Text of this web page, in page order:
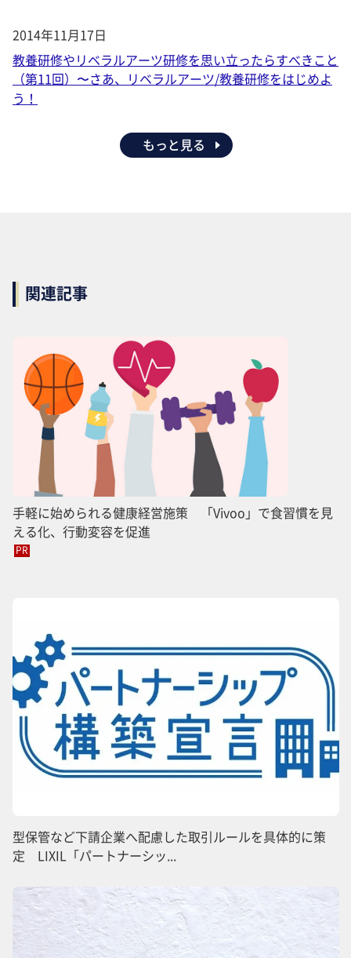
2014年11月17日
教養研修やリベラルアーツ研修を思い立ったらすべきこと
（第11回）〜さあ、リベラルアーツ/教養研修をはじめよ
う！
もっと見る
関連記事
手軽に始められる健康経営施策 「Vivoo」で食習慣を見
える化、行動変容を促進
PR
型保管など下請企業へ配慮した取引ルールを具体的に策
定 LIXIL「パートナーシッ...